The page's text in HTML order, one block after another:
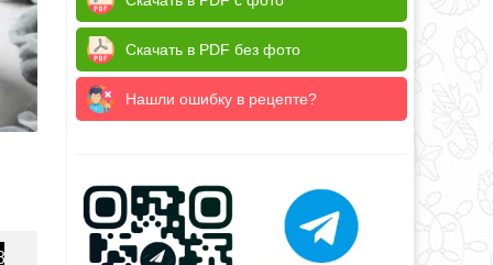
Скачать в PDF без фото
Нашли ошибку в рецепте?